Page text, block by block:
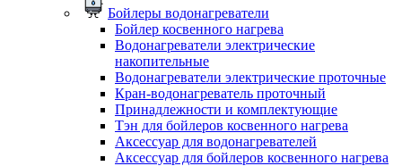
Бойлеры водонагреватели
Бойлер косвенного нагрева
Водонагреватели электрические
накопительные
Водонагреватели электрические проточные
Кран-водонагреватель проточный
Принадлежности и комплектующие
Тэн для бойлеров косвенного нагрева
Аксессуар для водонагревателей
Аксессуар для бойлеров косвенного нагрева